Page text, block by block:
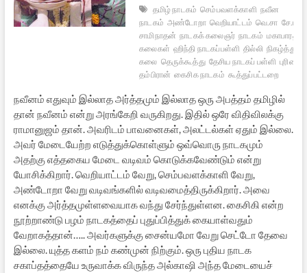
தமிழ் நாடகம் செம்பவளக்காளி நவீன
நாடகம் அண்டோறா வெறியாட்டம் வெ.சா
சாமிநாதன் நாடகக் கலைஞர் நாடகம் மகாபாரத
கலைகள் ஹிந்தி நாடகப்பள்ளி தில்லி நிகழ்த்து
கலை தெருக்கூத்து தேசிய நாடகப் பள்ளி
தம்பிரான் கைசிக நாடகம் கூத்துப்பட்டறை
நவீனம் எதுவும் இல்லாத அர்த்தமும் இல்லாத ஒரு அபத்தம் தமிழில்
தான் நவீனம் என்று அரங்கேறி வருகிறது. இதில் ஒரே விதிவிலக்கு
ராமானுஜம் தான். அவரிடம் பாவனைகள், அலட்டல்கள் ஏதும் இல்லை.
அவர் மேடையேற்ற எடுத்துக்கொள்ளும் ஒவ்வொரு நாடகமும்
அதற்கு எத்தகைய மேடை வடிவம் கொடுக்கவேண்டும் என்று
யோசிக்கிறார். வெறியாட்டம் வேறு, செம்பவளக்காளி வேறு,
அண்டோறா வேறு வடிவங்களில் வடிவமைத்திருக்கிறார். அவை
எனக்கு அர்த்தமுள்ளவையாக வந்து சேர்ந்துள்ளன. கைசிகி என்ற
நூற்றாண்டு பழம் நாடகத்தைப் புதுப்பித்துக் கையாள்வதும்
வேறாகத்தான்….. அவர்களுக்கு சைன்யமோ வேறு செட்டோ தேவை
இல்லை. யுத்த களம் நம் கண்முன் நிற்கும். ஒரு புதிய நாடக
சகாப்தத்தையே உருவாக்க விருந்த அல்காஷி அந்த மேடையைச்